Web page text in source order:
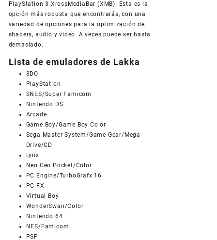
PlayStation 3 XrossMediaBar (XMB). Esta es la
opción más robusta que encontrarás, con una
variedad de opciones para la optimización de
shaders, audio y video. A veces puede ser hasta
demasiado.
Lista de emuladores de Lakka
3DO
PlayStation
SNES/Super Famicom
Nintendo DS
Arcade
Game Boy/Game Boy Color
Sega Master System/Game Gear/Mega
Drive/CD
Lynx
Neo Geo Pocket/Color
PC Engine/TurboGrafx 16
PC-FX
Virtual Boy
WonderSwan/Color
Nintendo 64
NES/Famicom
PSP